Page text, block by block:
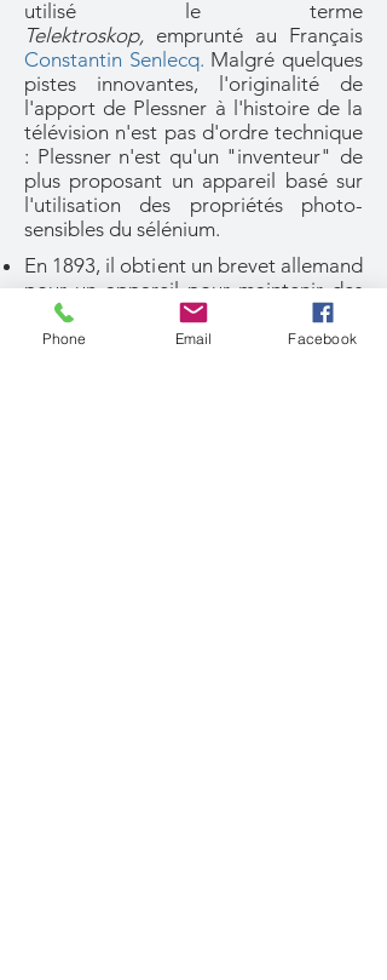
utilisé le terme
Telektroskop, emprunté au Français
Constantin Senlecq. Malgré quelques
pistes innovantes, l'originalité de
l'apport de Plessner à l'histoire de la
télévision n'est pas d'ordre technique
: Plessner n'est qu'un "inventeur" de
plus proposant un appareil basé sur
l'utilisation des propriétés photo-
sensibles du sélénium.
En 1893, il obtient un brevet allemand
pour un appareil pour maintenir des
vêtements, tels que des jupes et
similaires (
Vorrichtung zum Halten der
Phone Email Facebook